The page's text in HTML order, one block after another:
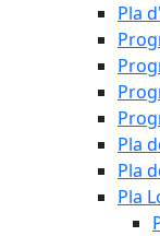
Pla
Pla
Pla
Pla